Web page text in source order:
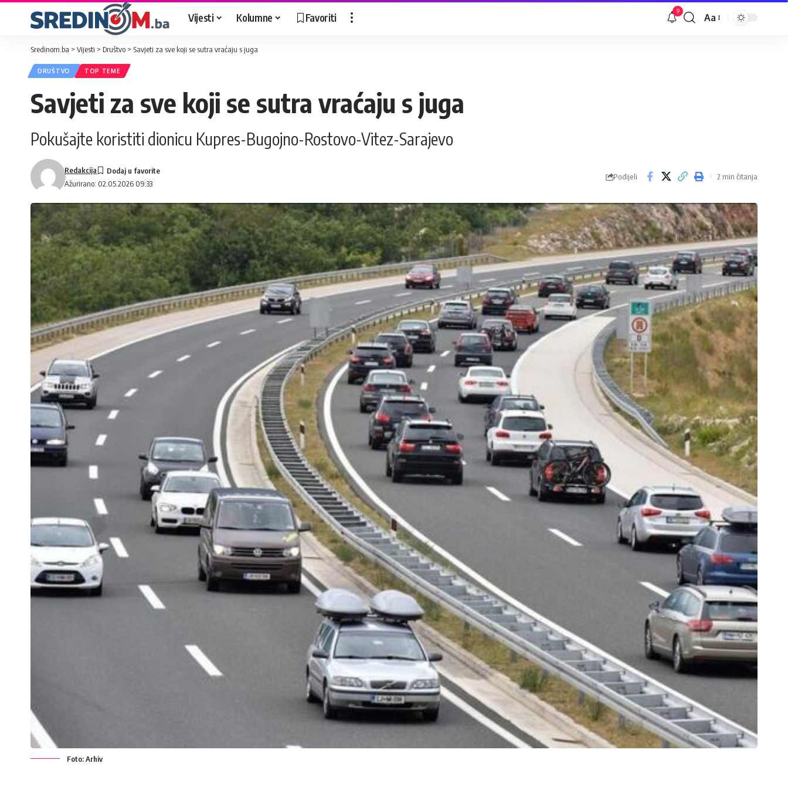
Vijesti Kolumne Favoriti 9
Veličina
Aa
Sredinom.ba > Vijesti > Društvo > Savjeti za sve koji se sutra vraćaju s juga
DRUŠTVO TOP TEME
Savjeti za sve koji se sutra vraćaju s juga
Pokušajte koristiti dionicu Kupres-Bugojno-Rostovo-Vitez-Sarajevo
Ažurirano: 02.05.2026 09:33
Redakcija
Podijeli 2 min čitanja
Foto: Arhiv